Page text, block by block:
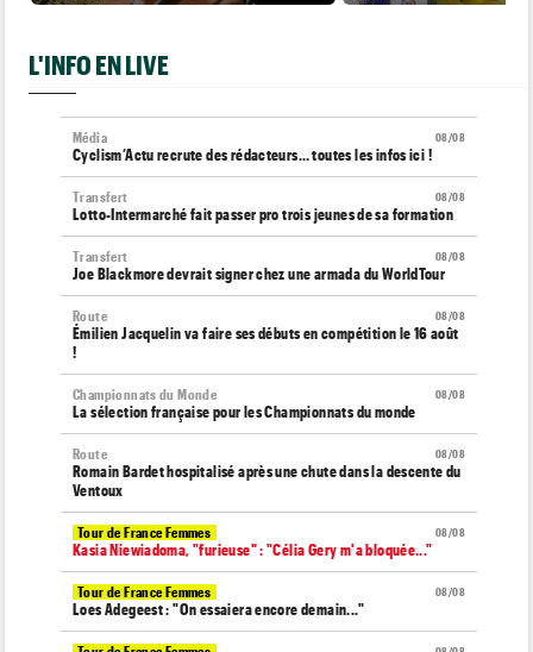
L'INFO EN LIVE
08/08
Média
Cyclism’Actu recrute des rédacteurs… toutes les infos ici !
08/08
Transfert
Lotto-Intermarché fait passer pro trois jeunes de sa formation
08/08
Transfert
Joe Blackmore devrait signer chez une armada du WorldTour
08/08
Route
Émilien Jacquelin va faire ses débuts en compétition le 16 août
!
08/08
Championnats du Monde
La sélection française pour les Championnats du monde
08/08
Route
Romain Bardet hospitalisé après une chute dans la descente du
Ventoux
08/08
Tour de France Femmes
Kasia Niewiadoma, "furieuse" : "Célia Gery m'a bloquée..."
08/08
Tour de France Femmes
Loes Adegeest : "On essaiera encore demain..."